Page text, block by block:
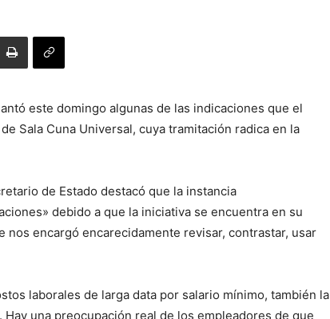
este domingo algunas de las indicaciones que el
Sala Cuna Universal, cuya tramitación radica en la
de Estado destacó que la instancia
debido a que la iniciativa se encuentra en su
encargó encarecidamente revisar, contrastar, usar
laborales de larga data por salario mínimo, también la
una preocupación real de los empleadores de que